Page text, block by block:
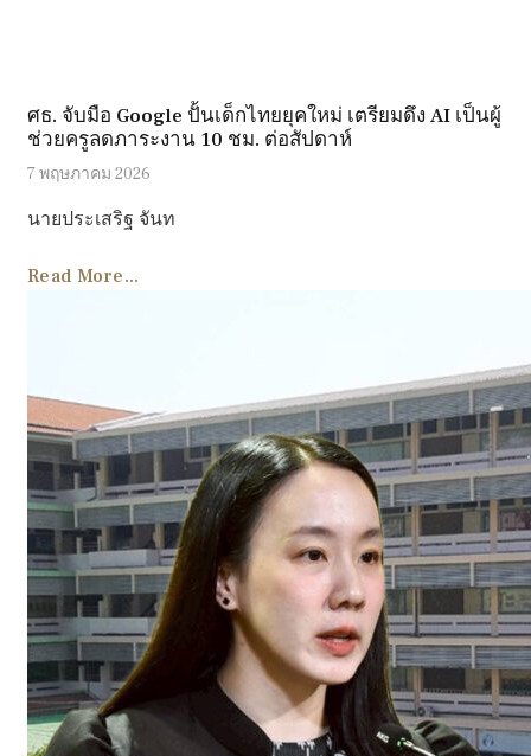
ศธ. จับมือ Google ปั้นเด็กไทยยุคใหม่ เตรียมดึง AI เป็นผู้
ช่วยครูลดภาระงาน 10 ชม. ต่อสัปดาห์
7 พฤษภาคม 2026
นายประเสริฐ จันท
Read More...